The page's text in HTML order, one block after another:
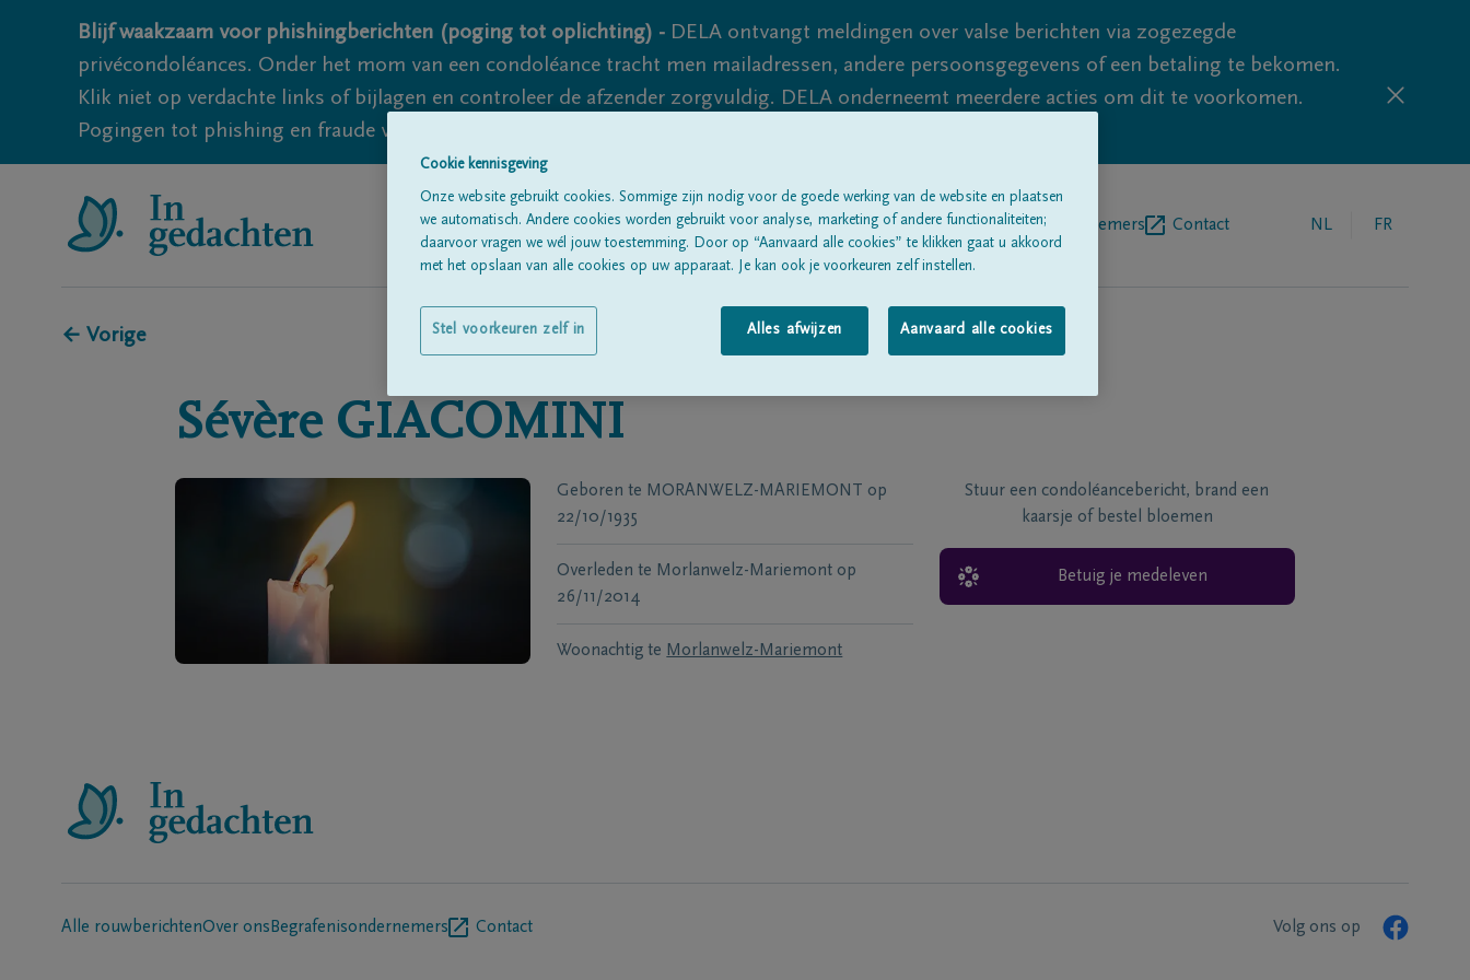
Blijf waakzaam voor phishingberichten (poging tot oplichting) - DELA ontvangt meldingen over valse berichten via zogezegde
privécondoléances. Onder het mom van een condoléance tracht men mailadressen, andere persoonsgegevens of een betaling te bekomen.
Klik niet op verdachte links of bijlagen en controleer de afzender zorgvuldig. DELA onderneemt meerdere acties om dit te voorkomen.
Pogingen tot phishing en fraude vallen echter nooit volledig uit te sluiten, dus blijf waakzaam.
Alle rouwberichten Over onsBegrafenisondernemers Contact NL FR
← Vorige
Sévère GIACOMINI
Geboren te MORANWELZ-MARIEMONT
op
22/10/1935
Overleden te Morlanwelz-Mariemont op
26/11/2014
Woonachtig te Morlanwelz-Mariemont
Stuur een condoléancebericht, brand een
kaarsje of bestel bloemen
Betuig je medeleven
Alle rouwberichtenOver ons Begrafenisondernemers Contact Volg ons op
Cookie kennisgeving
Onze website gebruikt cookies. Sommige zijn nodig voor de goede werking van de website en plaatsen
we automatisch. Andere cookies worden gebruikt voor analyse, marketing of andere functionaliteiten;
daarvoor vragen we wél jouw toestemming. Door op “Aanvaard alle cookies” te klikken gaat u akkoord
met het opslaan van alle cookies op uw apparaat. Je kan ook je voorkeuren zelf instellen.
Alles afwijzen Aanvaard alle cookies
Stel voorkeuren zelf in